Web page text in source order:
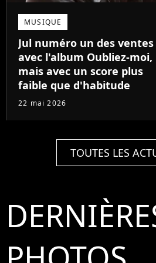
MUSIQUE
Jul numéro un des ventes
avec l'album Oubliez-moi,
mais avec un score plus
faible que d'habitude
22 mai 2026
TOUTES LES